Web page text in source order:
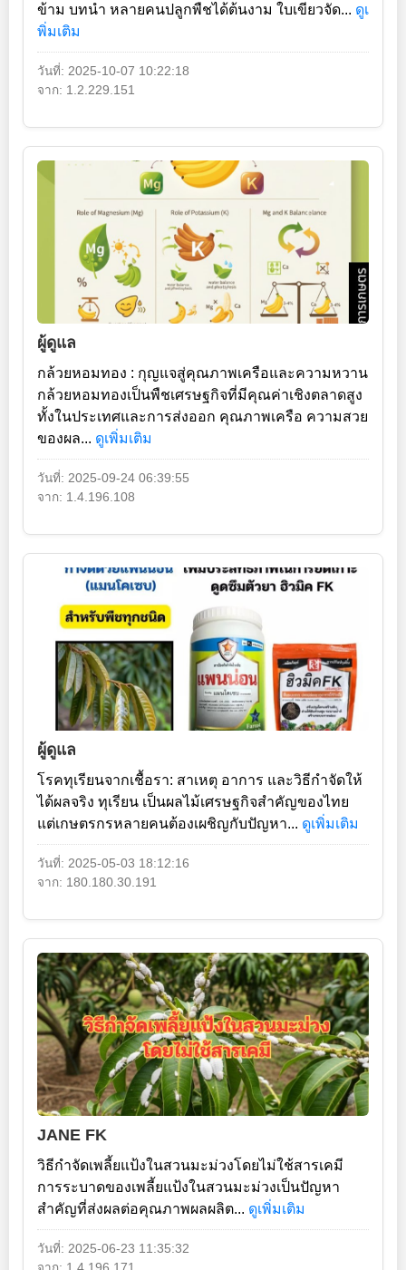
ข้าม บทนำ หลายคนปลูกพืชได้ต้นงาม ใบเขียวจัด... ดูเ
พิ่มเติม
วันที่: 2025-10-07 10:22:18
จาก: 1.2.229.151
ผู้ดูแล
กล้วยหอมทอง : กุญแจสู่คุณภาพเครือและความหวาน
กล้วยหอมทองเป็นพืชเศรษฐกิจที่มีคุณค่าเชิงตลาดสูง
ทั้งในประเทศและการส่งออก คุณภาพเครือ ความสวย
ของผล... ดูเพิ่มเติม
วันที่: 2025-09-24 06:39:55
จาก: 1.4.196.108
ผู้ดูแล
โรคทุเรียนจากเชื้อรา: สาเหตุ อาการ และวิธีกำจัดให้
ได้ผลจริง ทุเรียน เป็นผลไม้เศรษฐกิจสำคัญของไทย
แต่เกษตรกรหลายคนต้องเผชิญกับปัญหา... ดูเพิ่มเติม
วันที่: 2025-05-03 18:12:16
จาก: 180.180.30.191
JANE FK
วิธีกำจัดเพลี้ยแป้งในสวนมะม่วงโดยไม่ใช้สารเคมี
การระบาดของเพลี้ยแป้งในสวนมะม่วงเป็นปัญหา
สำคัญที่ส่งผลต่อคุณภาพผลผลิต... ดูเพิ่มเติม
วันที่: 2025-06-23 11:35:32